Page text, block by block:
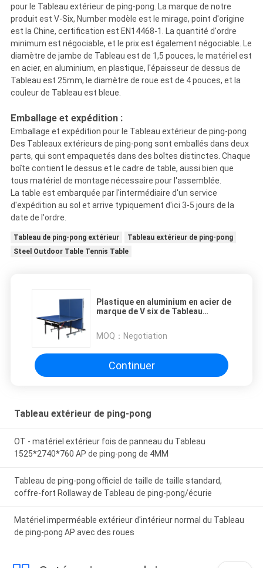
pour le Tableau extérieur de ping-pong. La marque de notre
produit est V-Six, Number modèle est le mirage, point d'origine
est la Chine, certification est EN14468-1. La quantité d'ordre
minimum est négociable, et le prix est également négociable. Le
diamètre de jambe de Tableau est de 1,5 pouces, le matériel est
en acier, en aluminium, en plastique, l'épaisseur de dessus de
Tableau est 25mm, le diamètre de roue est de 4 pouces, et la
couleur de Tableau est bleue.
Emballage et expédition :
Emballage et expédition pour le Tableau extérieur de ping-pong
Des Tableaux extérieurs de ping-pong sont emballés dans deux
parts, qui sont empaquetés dans des boîtes distinctes. Chaque
boîte contient le dessus et le cadre de table, aussi bien que
tous matériel de montage nécessaire pour l'assemblée.
La table est embarquée par l'intermédiaire d'un service
d'expédition au sol et arrive typiquement d'ici 3-5 jours de la
date de l'ordre.
Tableau de ping-pong extérieur
Tableau extérieur de ping-pong
Steel Outdoor Table Tennis Table
Plastique en aluminium en acier de
marque de V six de Tableau
MOQ： Negotiation
Continuer
Tableau extérieur de ping-pong
OT - matériel extérieur fois de panneau du Tableau
1525*2740*760 AP de ping-pong de 4MM
Tableau de ping-pong officiel de taille de taille standard,
coffre-fort Rollaway de Tableau de ping-pong/écurie
Matériel imperméable extérieur d'intérieur normal du Tableau
de ping-pong AP avec des roues